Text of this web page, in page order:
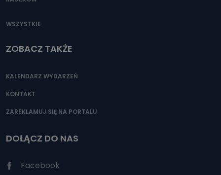
WSZYSTKIE
ZOBACZ TAKŻE
KALENDARZ WYDARZEŃ
KONTAKT
ZAREKLAMUJ SIĘ NA PORTALU
DOŁĄCZ DO NAS
Facebook